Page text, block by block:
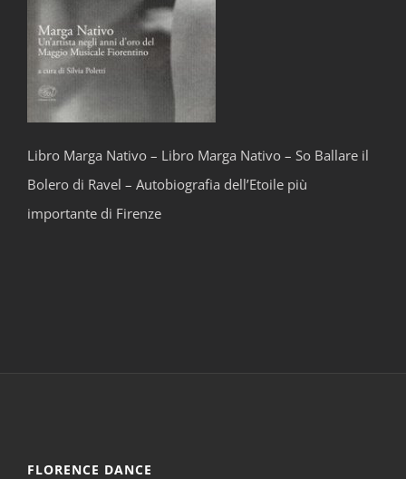
Libro Marga Nativo – Libro Marga Nativo – So Ballare il
Bolero di Ravel – Autobiografia dell’Etoile più
importante di Firenze
FLORENCE DANCE